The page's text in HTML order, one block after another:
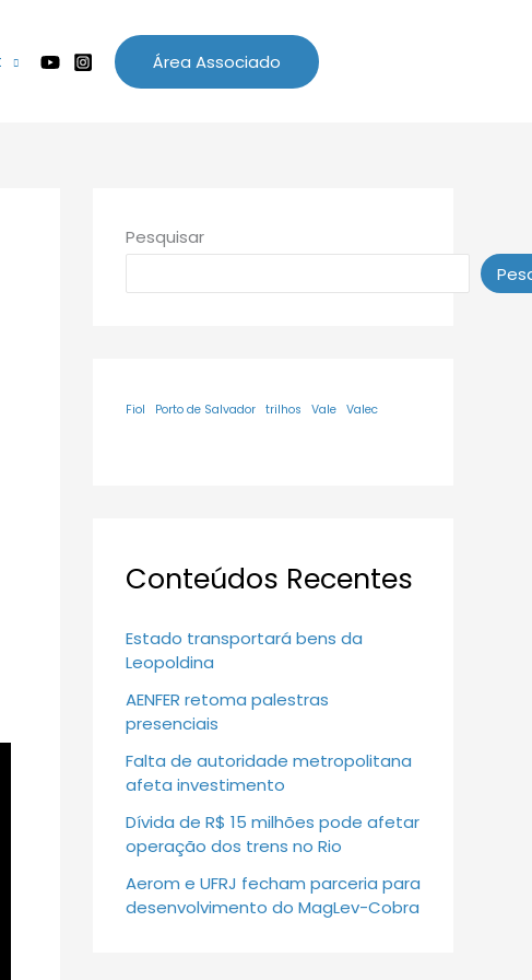
Área Associado
Pesquisar
Fiol Porto de Salvador trilhos Vale Valec
Conteúdos Recentes
Estado transportará bens da
Leopoldina
AENFER retoma palestras
presenciais
Falta de autoridade metropolitana
afeta investimento
Dívida de R$ 15 milhões pode afetar
operação dos trens no Rio
Aerom e UFRJ fecham parceria para
desenvolvimento do MagLev-Cobra